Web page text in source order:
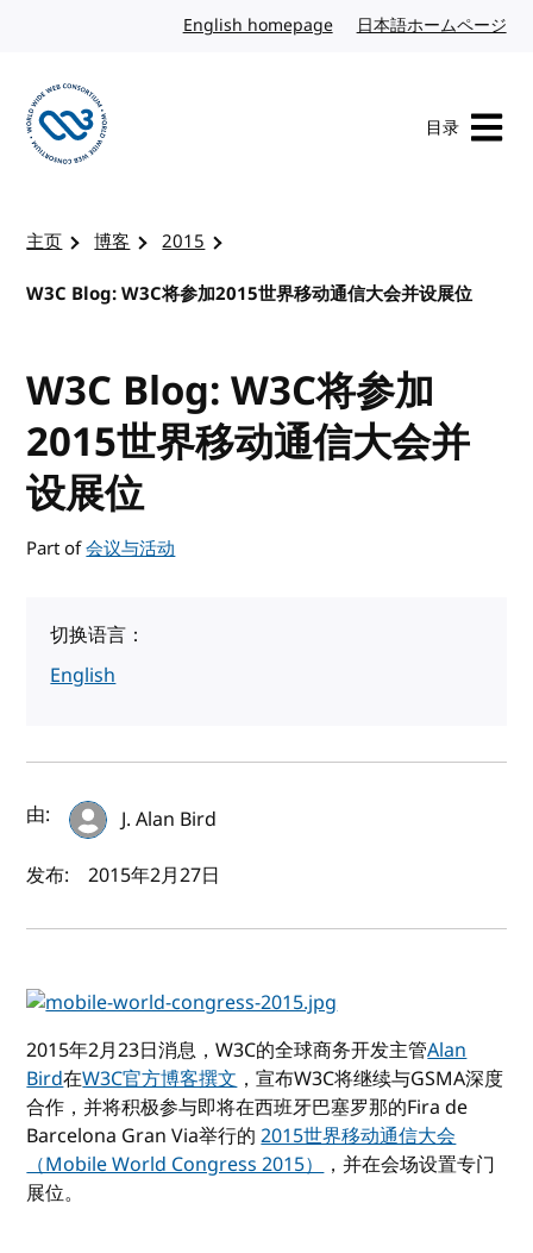
English homepage英文日本語ホームページ
目录
主页 博客
2015
W3C Blog: W3C将参加2015世界移动通信大会并设展位
W3C Blog: W3C将参加
2015世界移动通信大会并
设展位
Part of会议与活动
切换语言：
English
作者及发布日期
由:
J. Alan Bird
发布:
2015年2月27日
2015年2月23日消息，W3C的全球商务开发主管Alan
Bird在W3C官方博客撰文，宣布W3C将继续与GSMA深度
合作，并将积极参与即将在西班牙巴塞罗那的Fira de
Barcelona Gran Via举行的2015世界移动通信大会
（Mobile World Congress 2015），并在会场设置专门
展位。